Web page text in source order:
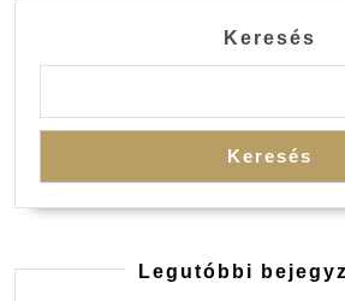
Keresés
Keresés
Legutóbbi